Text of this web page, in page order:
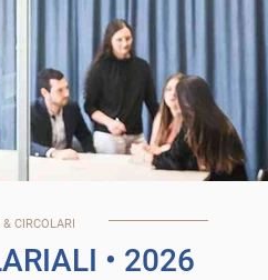
& CIRCOLARI
• 2026